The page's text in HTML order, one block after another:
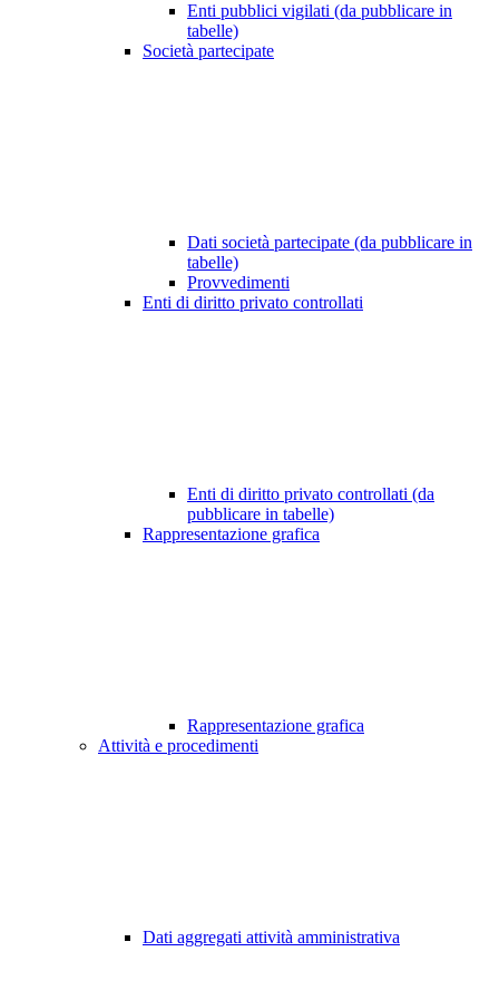
Enti pubblici vigilati (da pubblicare in
tabelle)
Società partecipate
Dati società partecipate (da pubblicare in
tabelle)
Provvedimenti
Enti di diritto privato controllati
Enti di diritto privato controllati (da
pubblicare in tabelle)
Rappresentazione grafica
Rappresentazione grafica
Attività e procedimenti
Dati aggregati attività amministrativa